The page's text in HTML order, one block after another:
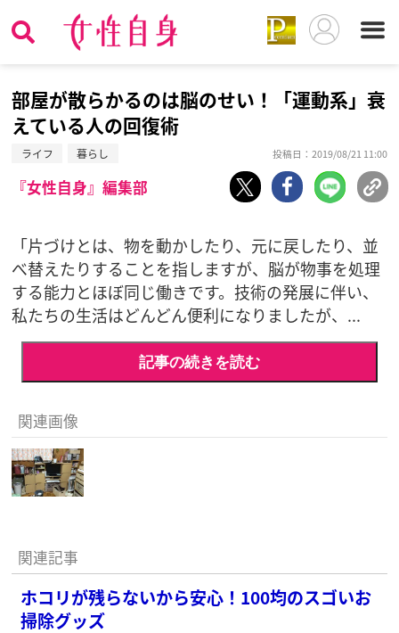
部屋が散らかるのは脳のせい！「運動系」衰
えている人の回復術
ライフ 暮らし 投稿日：2019/08/21 11:00
『女性自身』編集部
「片づけとは、物を動かしたり、元に戻したり、並
べ替えたりすることを指しますが、脳が物事を処理
する能力とほぼ同じ働きです。技術の発展に伴い、
私たちの生活はどんどん便利になりましたが、...
記事の続きを読む
関連画像
関連記事
ホコリが残らないから安心！100均のスゴいお
掃除グッズ